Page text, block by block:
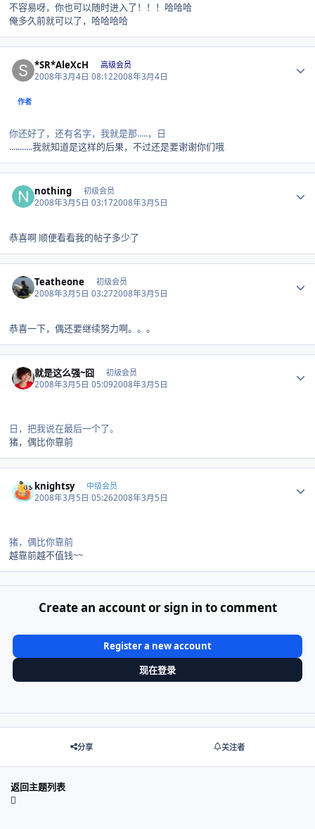
不容易呀，你也可以随时进入了！！！哈哈哈
俺多久前就可以了，哈哈哈哈
*SR*AleXcH 高级会员
2008年3月4日 08:122008年3月4日
作者
你还好了，还有名字，我就是那.....，日
...........我就知道是这样的后果，不过还是要谢谢你们哦
nothing 初级会员
2008年3月5日 03:172008年3月5日
恭喜啊 顺便看看我的帖子多少了
Teatheone 初级会员
2008年3月5日 03:272008年3月5日
恭喜一下，偶还要继续努力啊。。。
就是这么强~囧 初级会员
2008年3月5日 05:092008年3月5日
日，把我说在最后一个了。
猪，偶比你靠前
knightsy 中级会员
2008年3月5日 05:262008年3月5日
猪，偶比你靠前
越靠前越不值钱~~
Create an account or sign in to comment
Register a new account
现在登录
分享 关注者
返回主题列表